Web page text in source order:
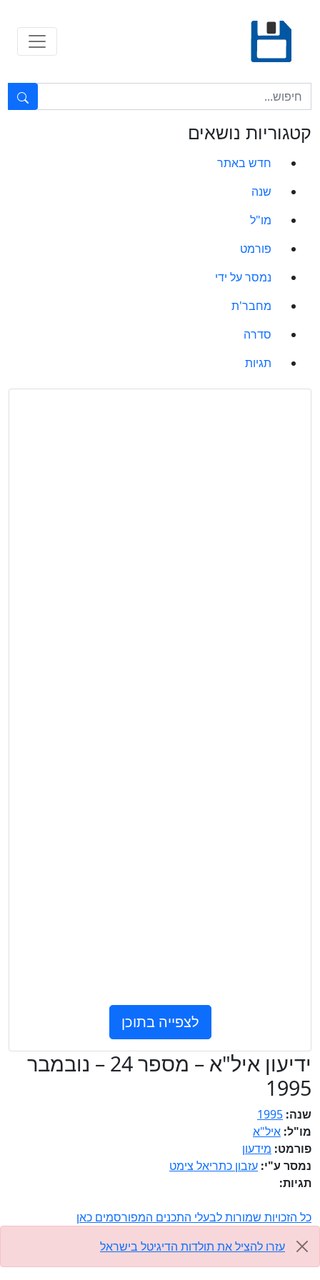
content
טקסט חופשי...
קטגוריות נושאים
חדש באתר
שנה
מו"ל
פורמט
נמסר על ידי
מחבר'ת
סדרה
תגיות
לצפייה בתוכן
ידיעון איל"א – מספר 24 – נובמבר
1995
שנה: 1995
מו"ל: איל"א
פורמט: מידעון
נמסר ע"י: עזבון כתריאל צימט
תגיות:
כל הזכויות שמורות לבעלי התכנים המפורסמים כאן
​עזרו להציל את תולדות הדיגיטל בישראל